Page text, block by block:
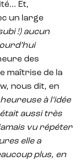
Et,
un large
!) aucun
des
maîtrise de la
nous dit, en
à l’idée
aussi très
vu répéter
elle a
plus, en